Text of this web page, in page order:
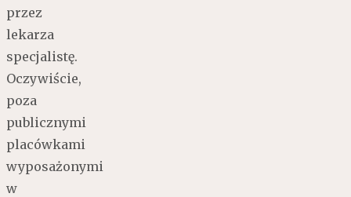
przez
lekarza
specjalistę.
Oczywiście,
poza
publicznymi
placówkami
wyposażonymi
w